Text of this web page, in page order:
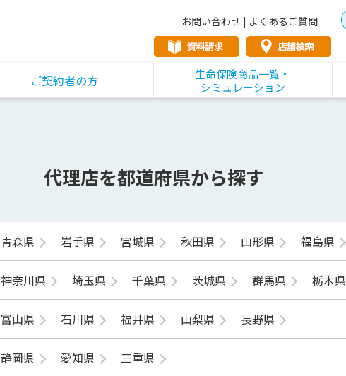
お問い合わせ | よくあるご質問
ご契約者の方
生命保険商品一覧・
シミュレーション
代理店を都道府県から探す
青森県 岩手県 宮城県 秋田県 山形県 福島県
神奈川県 埼玉県 千葉県 茨城県 群馬県 栃木県
富山県 石川県 福井県 山梨県 長野県
静岡県 愛知県 三重県